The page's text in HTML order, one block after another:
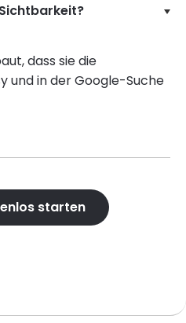
dass sie die
und in der Google-Suche
starten